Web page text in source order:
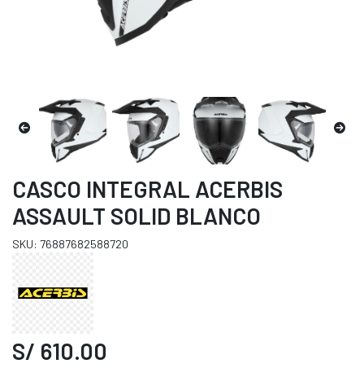
CASCO INTEGRAL ACERBIS
ASSAULT SOLID BLANCO
SKU: 76887682588720
S/ 610.00